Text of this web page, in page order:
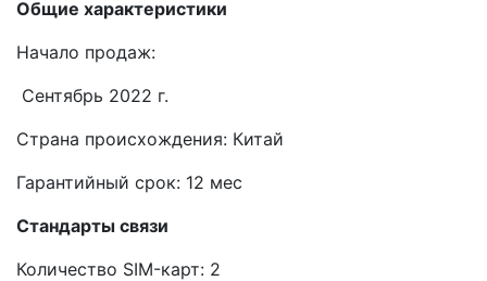
Общие характеристики
Начало продаж:
Сентябрь 2022 г.
Страна происхождения: Китай
Гарантийный срок: 12 мес
Стандарты связи
Количество SIM-карт: 2